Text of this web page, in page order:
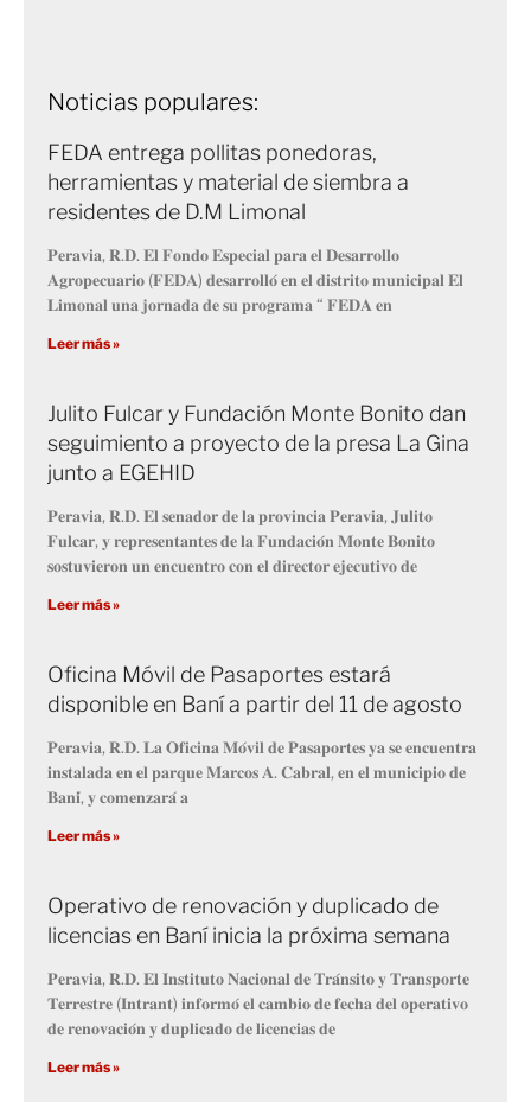
Noticias populares:
FEDA entrega pollitas ponedoras,
herramientas y material de siembra a
residentes de D.M Limonal
𝐏𝐞𝐫𝐚𝐯𝐢𝐚, 𝐑.𝐃. 𝐄𝐥 𝐅𝐨𝐧𝐝𝐨 𝐄𝐬𝐩𝐞𝐜𝐢𝐚𝐥 𝐩𝐚𝐫𝐚 𝐞𝐥 𝐃𝐞𝐬𝐚𝐫𝐫𝐨𝐥𝐥𝐨
𝐀𝐠𝐫𝐨𝐩𝐞𝐜𝐮𝐚𝐫𝐢𝐨 (𝐅𝐄𝐃𝐀) 𝐝𝐞𝐬𝐚𝐫𝐫𝐨𝐥𝐥𝐨́ 𝐞𝐧 𝐞𝐥 𝐝𝐢𝐬𝐭𝐫𝐢𝐭𝐨 𝐦𝐮𝐧𝐢𝐜𝐢𝐩𝐚𝐥 𝐄𝐥
𝐋𝐢𝐦𝐨𝐧𝐚𝐥 𝐮𝐧𝐚 𝐣𝐨𝐫𝐧𝐚𝐝𝐚 𝐝𝐞 𝐬𝐮 𝐩𝐫𝐨𝐠𝐫𝐚𝐦𝐚 “ 𝐅𝐄𝐃𝐀 𝐞𝐧
Leer más »
Julito Fulcar y Fundación Monte Bonito dan
seguimiento a proyecto de la presa La Gina
junto a EGEHID
𝐏𝐞𝐫𝐚𝐯𝐢𝐚, 𝐑.𝐃. 𝐄𝐥 𝐬𝐞𝐧𝐚𝐝𝐨𝐫 𝐝𝐞 𝐥𝐚 𝐩𝐫𝐨𝐯𝐢𝐧𝐜𝐢𝐚 𝐏𝐞𝐫𝐚𝐯𝐢𝐚, 𝐉𝐮𝐥𝐢𝐭𝐨
𝐅𝐮𝐥𝐜𝐚𝐫, 𝐲 𝐫𝐞𝐩𝐫𝐞𝐬𝐞𝐧𝐭𝐚𝐧𝐭𝐞𝐬 𝐝𝐞 𝐥𝐚 𝐅𝐮𝐧𝐝𝐚𝐜𝐢𝐨́𝐧 𝐌𝐨𝐧𝐭𝐞 𝐁𝐨𝐧𝐢𝐭𝐨
𝐬𝐨𝐬𝐭𝐮𝐯𝐢𝐞𝐫𝐨𝐧 𝐮𝐧 𝐞𝐧𝐜𝐮𝐞𝐧𝐭𝐫𝐨 𝐜𝐨𝐧 𝐞𝐥 𝐝𝐢𝐫𝐞𝐜𝐭𝐨𝐫 𝐞𝐣𝐞𝐜𝐮𝐭𝐢𝐯𝐨 𝐝𝐞
Leer más »
Oficina Móvil de Pasaportes estará
disponible en Baní a partir del 11 de agosto
𝐏𝐞𝐫𝐚𝐯𝐢𝐚, 𝐑.𝐃. 𝐋𝐚 𝐎𝐟𝐢𝐜𝐢𝐧𝐚 𝐌𝐨́𝐯𝐢𝐥 𝐝𝐞 𝐏𝐚𝐬𝐚𝐩𝐨𝐫𝐭𝐞𝐬 𝐲𝐚 𝐬𝐞 𝐞𝐧𝐜𝐮𝐞𝐧𝐭𝐫𝐚
𝐢𝐧𝐬𝐭𝐚𝐥𝐚𝐝𝐚 𝐞𝐧 𝐞𝐥 𝐩𝐚𝐫𝐪𝐮𝐞 𝐌𝐚𝐫𝐜𝐨𝐬 𝐀. 𝐂𝐚𝐛𝐫𝐚𝐥, 𝐞𝐧 𝐞𝐥 𝐦𝐮𝐧𝐢𝐜𝐢𝐩𝐢𝐨 𝐝𝐞
𝐁𝐚𝐧𝐢́, 𝐲 𝐜𝐨𝐦𝐞𝐧𝐳𝐚𝐫𝐚́ 𝐚
Leer más »
Operativo de renovación y duplicado de
licencias en Baní inicia la próxima semana
𝐏𝐞𝐫𝐚𝐯𝐢𝐚, 𝐑.𝐃. 𝐄𝐥 𝐈𝐧𝐬𝐭𝐢𝐭𝐮𝐭𝐨 𝐍𝐚𝐜𝐢𝐨𝐧𝐚𝐥 𝐝𝐞 𝐓𝐫𝐚́𝐧𝐬𝐢𝐭𝐨 𝐲 𝐓𝐫𝐚𝐧𝐬𝐩𝐨𝐫𝐭𝐞
𝐓𝐞𝐫𝐫𝐞𝐬𝐭𝐫𝐞 (𝐈𝐧𝐭𝐫𝐚𝐧𝐭) 𝐢𝐧𝐟𝐨𝐫𝐦𝐨́ 𝐞𝐥 𝐜𝐚𝐦𝐛𝐢𝐨 𝐝𝐞 𝐟𝐞𝐜𝐡𝐚 𝐝𝐞𝐥 𝐨𝐩𝐞𝐫𝐚𝐭𝐢𝐯𝐨
𝐝𝐞 𝐫𝐞𝐧𝐨𝐯𝐚𝐜𝐢𝐨́𝐧 𝐲 𝐝𝐮𝐩𝐥𝐢𝐜𝐚𝐝𝐨 𝐝𝐞 𝐥𝐢𝐜𝐞𝐧𝐜𝐢𝐚𝐬 𝐝𝐞
Leer más »